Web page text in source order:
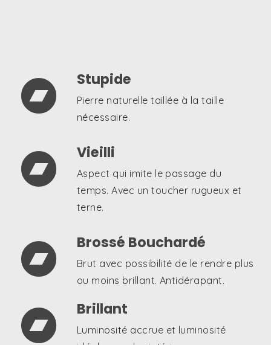
Pierre naturelle taillée à la taille
nécessaire.
Vieilli
Aspect qui imite le passage du
temps. Avec un toucher rugueux et
terne.
Brossé Bouchardé
Brut avec possibilité de le rendre plus
ou moins brillant. Antidérapant.
Brillant
Luminosité accrue et luminosité
idéale pour les intérieurs.